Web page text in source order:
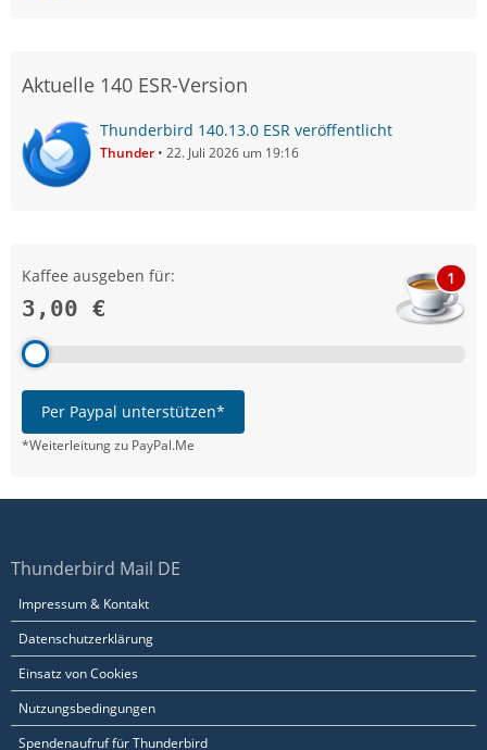
Aktuelle 140 ESR-Version
Thunderbird 140.13.0 ESR veröffentlicht
Thunder 22. Juli 2026 um 19:16
Kaffee ausgeben für:
3,00 €
1
Per Paypal unterstützen*
*Weiterleitung zu PayPal.Me
Thunderbird Mail DE
Impressum & Kontakt
Datenschutzerklärung
Einsatz von Cookies
Nutzungsbedingungen
Spendenaufruf für Thunderbird